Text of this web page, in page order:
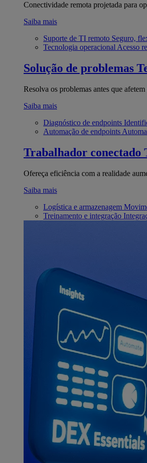
Conectividade remota projetada para
Saiba mais
Suporte de TI remoto Seguro,
Tecnologia operacional Acesso
Solução de problemas
Resolva os problemas antes que afetem
Saiba mais
Diagnóstico de endpoints
Automação de endpoints
Trabalhador conectado
Ofereça eficiência com a realidade
Saiba mais
Logística e armazenagem
Treinamento e integração